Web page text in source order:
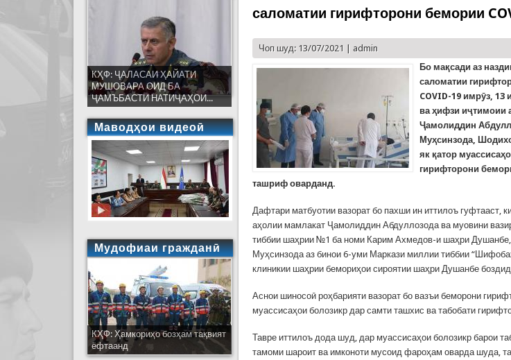
саломатии гирифторони бемории
Чоп шуд: 13/07/2021 | admin
Бо мақсади аз
саломатии
COVID-19 имрӯз, 13
ва ҳифзи иҷтимоии
Ҷамолиддин
Муҳсинзода,
як қатор
гирифторони
ташриф оварданд.
Дафтари матбуотии вазорат бо пахши ин иттилоъ гуфтааст,
аҳолии мамлакат Ҷамолиддин Абдуллозода ва муовини
тиббии шаҳрии №1 ба номи Карим Ахмедов-и шаҳри
Муҳсинзода аз бинои 6-уми Маркази миллии тиббии
клиникии шаҳрии бемориҳои сироятии шаҳри Душанбе
Аснои шиносоӣ роҳбарияти вазорат бо вазъи беморони
муассисаҳои болозикр дар самти ташхис ва табобати
Тавре иттилоъ дода шуд, дар муассисаҳои болозикр барои
тамоми шароит ва имконоти мусоид фароҳам оварда шуда,
КҲФ: ҶАЛАСАИ ҲАЙАТИ
МУШОВАРА ОИД БА
ҶАМЪБАСТИ НАТИҶАҲОИ...
Маводҳои видеоӣ
Мудофиаи гражданӣ
КҲФ: Ҳамкориҳо бозҳам тақвият
ёфтаанд